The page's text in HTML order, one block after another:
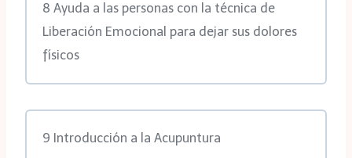
8 Ayuda a las personas con la técnica de
Liberación Emocional para dejar sus dolores
físicos
9 Introducción a la Acupuntura